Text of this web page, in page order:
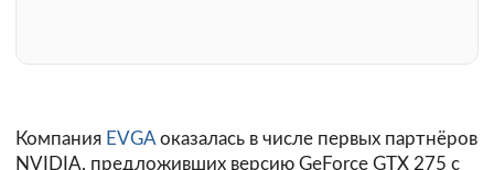
Компания EVGA оказалась в числе первых партнёров
NVIDIA, предложивших версию GeForce GTX 275 с